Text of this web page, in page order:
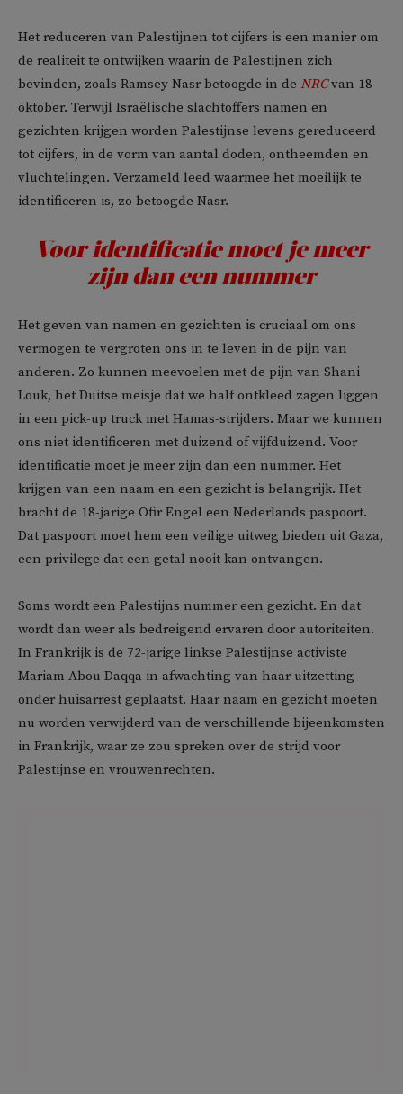
Het reduceren van Palestijnen tot cijfers is een manier om
de realiteit te ontwijken waarin de Palestijnen zich
bevinden, zoals Ramsey Nasr betoogde in de NRCvan 18
oktober. Terwijl Israëlische slachtoffers namen en
gezichten krijgen worden Palestijnse levens gereduceerd
tot cijfers, in de vorm van aantal doden, ontheemden en
vluchtelingen. Verzameld leed waarmee het moeilijk te
identificeren is, zo betoogde Nasr.
Voor identificatie moet je meer
zijn dan een nummer
Het geven van namen en gezichten is cruciaal om ons
vermogen te vergroten ons in te leven in de pijn van
anderen. Zo kunnen meevoelen met de pijn van Shani
Louk, het Duitse meisje dat we half ontkleed zagen liggen
in een pick-up truck met Hamas-strijders. Maar we kunnen
ons niet identificeren met duizend of vijfduizend. Voor
identificatie moet je meer zijn dan een nummer. Het
krijgen van een naam en een gezicht is belangrijk. Het
bracht de 18-jarige Ofir Engel een Nederlands paspoort.
Dat paspoort moet hem een veilige uitweg bieden uit Gaza,
een privilege dat een getal nooit kan ontvangen.
Soms wordt een Palestijns nummer een gezicht. En dat
wordt dan weer als bedreigend ervaren door autoriteiten.
In Frankrijk is de 72-jarige linkse Palestijnse activiste
Mariam Abou Daqqa in afwachting van haar uitzetting
onder huisarrest geplaatst. Haar naam en gezicht moeten
nu worden verwijderd van de verschillende bijeenkomsten
in Frankrijk, waar ze zou spreken over de strijd voor
Palestijnse en vrouwenrechten.